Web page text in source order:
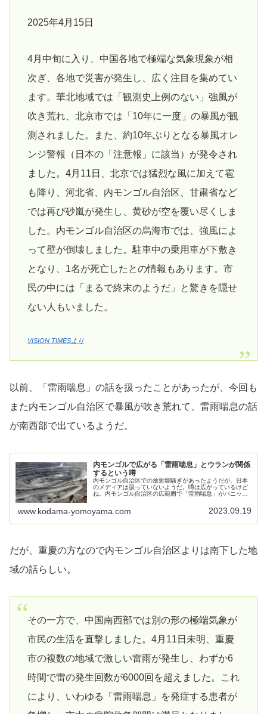
2025年4月15日
4月中旬に入り、中国各地で極端な気象現象が相
次ぎ、各地で災害が発生し、広く注目を集めてい
ます。華北地域では「観測史上例のない」強風が
吹き荒れ、北京市では「10年に一度」の暴風が観
測されました。また、約10年ぶりとなる暴風オレ
ンジ警報（日本の「注意報」に該当）が発令され
ました。4月11日、北京では猛烈な風に加えて雹
も降り、河北省、内モンゴル自治区、甘粛省など
では再び砂嵐が発生し、黄砂が空を覆い尽くしま
した。内モンゴル自治区の烏海市では、強風によ
って壁が倒壊しました。駐車中の乗用車が下敷き
となり、1名が死亡したとの情報もあります。市
民の中には「まるで終末のようだ」と驚きを隠せ
ない人もいました。
VISION TIMESより
以前、「雷雨喘息」の話を扱ったことがあったが、今回も
また内モンゴル自治区で暴風が吹き荒れて、雷雨喘息の話
が南西部で出ているようだ。
内モンゴルで広がる「雷雨喘息」とウランが関係
するという噂
内モンゴル自治区での放射能騒ぎがあったようだが、日本
のメディアは扱っていないようだ。噂は広がっているけど
ね。内モンゴル自治区の広範囲で「雷雨喘息」がパニック
www.kodama-yomoyama.com 2023.09.19
だが、重慶の方なので内モンゴル自治区よりは南下した地
域の話らしい。
その一方で、中国南西部では別の形の極端気象が
市民の生活を直撃しました。4月11日未明、重慶
市の複数の地域で激しい雷雨が発生し、わずか6
時間で雷の発生回数が6000回を超えました。これ
により、いわゆる「雷雨喘息」を発症する患者が